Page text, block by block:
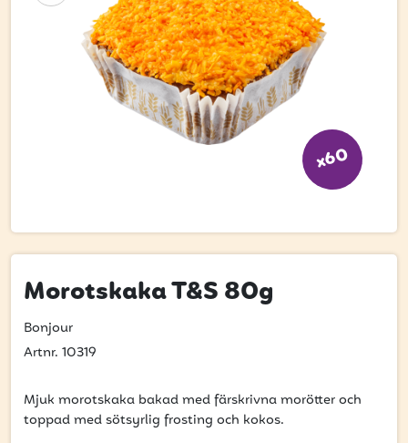
Hitta din grossist
Hållbarhet
Event
Logga in
Vill du få erbjudanden och vara den första
att få uppdateringar kring kampanjer?
x60
Morotskaka T&S 80g
Bonjour
Artnr. 10319
Mjuk morotskaka bakad med färskrivna morötter och
toppad med sötsyrlig frosting och kokos.